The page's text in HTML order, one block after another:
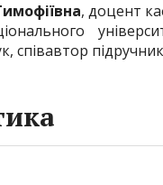
, доцент
співавтор